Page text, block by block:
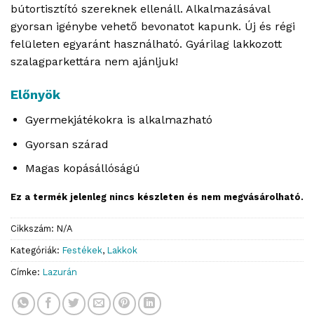
bútortisztító szereknek ellenáll. Alkalmazásával
gyorsan igénybe vehető bevonatot kapunk. Új és régi
felületen egyaránt használható. Gyárilag lakkozott
szalagparkettára nem ajánljuk!
Előnyök
Gyermekjátékokra is alkalmazható
Gyorsan szárad
Magas kopásállóságú
Ez a termék jelenleg nincs készleten és nem megvásárolható.
Cikkszám: N/A
Kategóriák: Festékek, Lakkok
Címke: Lazurán